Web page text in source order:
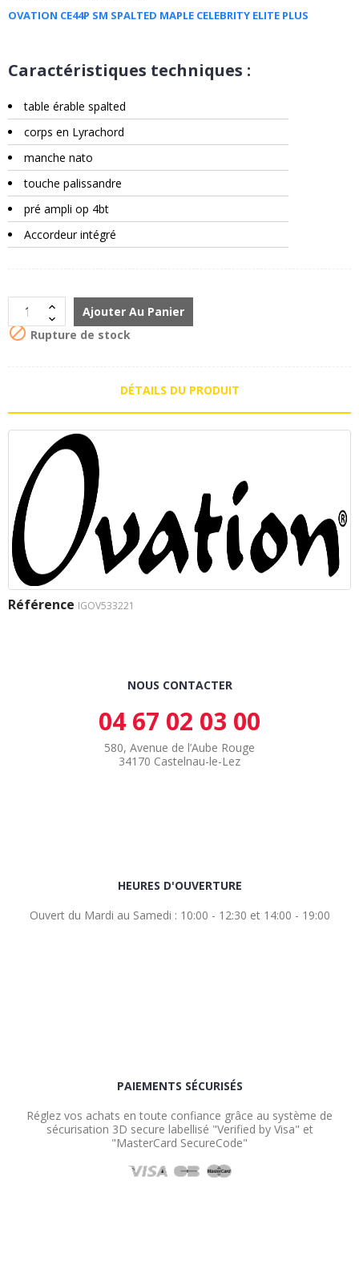
OVATION CE44P SM SPALTED MAPLE CELEBRITY ELITE PLUS
Caractéristiques techniques :
table érable spalted
corps en Lyrachord
manche nato
touche palissandre
pré ampli op 4bt
Accordeur intégré
Ajouter Au Panier
 Rupture de stock
DÉTAILS DU PRODUIT
Référence IGOV533221
NOUS CONTACTER
04 67 02 03 00
580, Avenue de l’Aube Rouge
34170 Castelnau-le-Lez
HEURES D'OUVERTURE
Ouvert du Mardi au Samedi : 10:00 - 12:30 et 14:00 - 19:00
PAIEMENTS SÉCURISÉS
Réglez vos achats en toute confiance grâce au système de
sécurisation 3D secure labellisé "Verified by Visa" et
"MasterCard SecureCode"